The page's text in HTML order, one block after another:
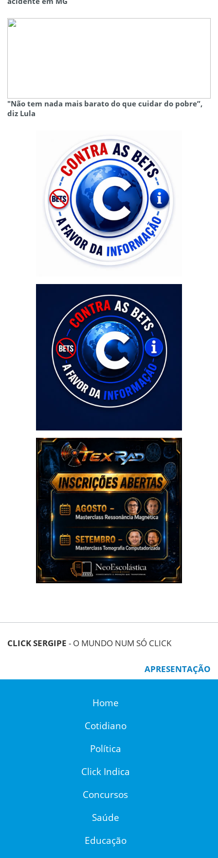
"Não tem nada mais barato do que cuidar do pobre”,
diz Lula
CLICK SERGIPE - O MUNDO NUM SÓ CLICK
APRESENTAÇÃO
Home
Cotidiano
Política
Click Indica
Concursos
Saúde
Educação